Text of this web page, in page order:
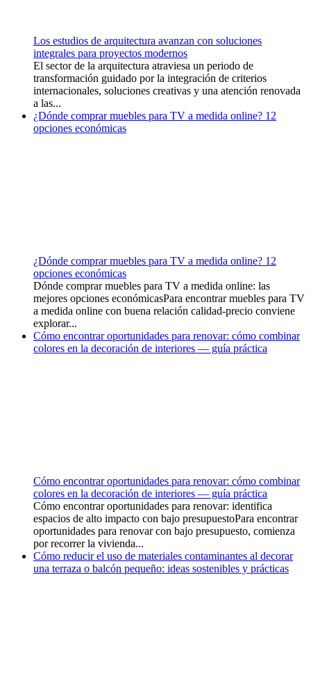
Los estudios de arquitectura avanzan con soluciones
integrales para proyectos modernos
El sector de la arquitectura atraviesa un periodo de
transformación guidado por la integración de criterios
internacionales, soluciones creativas y una atención renovada
a las...
¿Dónde comprar muebles para TV a medida online? 12
opciones económicas
¿Dónde comprar muebles para TV a medida online? 12
opciones económicas
Dónde comprar muebles para TV a medida online: las
mejores opciones económicasPara encontrar muebles para TV
a medida online con buena relación calidad-precio conviene
explorar...
Cómo encontrar oportunidades para renovar: cómo combinar
colores en la decoración de interiores — guía práctica
Cómo encontrar oportunidades para renovar: cómo combinar
colores en la decoración de interiores — guía práctica
Cómo encontrar oportunidades para renovar: identifica
espacios de alto impacto con bajo presupuestoPara encontrar
oportunidades para renovar con bajo presupuesto, comienza
por recorrer la vivienda...
Cómo reducir el uso de materiales contaminantes al decorar
una terraza o balcón pequeño: ideas sostenibles y prácticas